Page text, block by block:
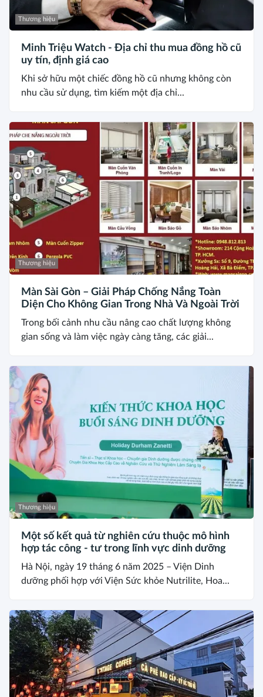
Thương hiệu
Minh Triệu Watch - Địa chỉ thu mua đồng hồ cũ
uy tín, định giá cao
Khi sở hữu một chiếc đồng hồ cũ nhưng không còn
nhu cầu sử dụng, tìm kiếm một địa chỉ...
Thương hiệu
Màn Sài Gòn – Giải Pháp Chống Nắng Toàn
Diện Cho Không Gian Trong Nhà Và Ngoài Trời
Trong bối cảnh nhu cầu nâng cao chất lượng không
gian sống và làm việc ngày càng tăng, các giải...
Thương hiệu
Một số kết quả từ nghiên cứu thuộc mô hình
hợp tác công - tư trong lĩnh vực dinh dưỡng
Hà Nội, ngày 19 tháng 6 năm 2025 – Viện Dinh
dưỡng phối hợp với Viện Sức khỏe Nutrilite, Hoa...